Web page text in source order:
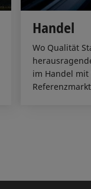
Handel
Wo Qualität
im Handel mit